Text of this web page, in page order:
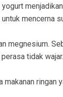
mencerna
megnesium.
tidak wajar.
ringan